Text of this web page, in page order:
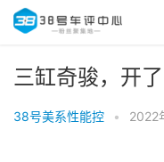
三缸奇骏，开
38号美系性能控 • 2022